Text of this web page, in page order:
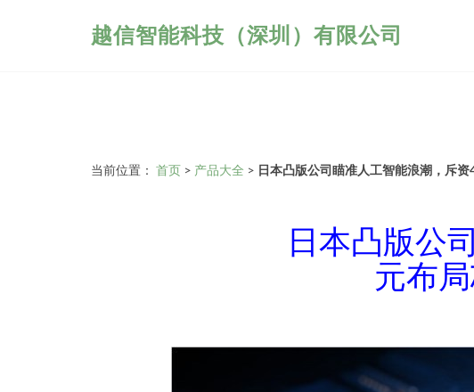
越信智能科技（深圳）有限公司
当前位置： 首页 > 产品大全 > 日本凸版公司瞄准人工智能浪潮，斥
日本凸版公
元布